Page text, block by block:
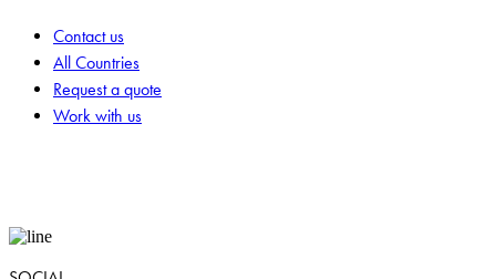
Contact us
All Countries
Request a quote
Work with us